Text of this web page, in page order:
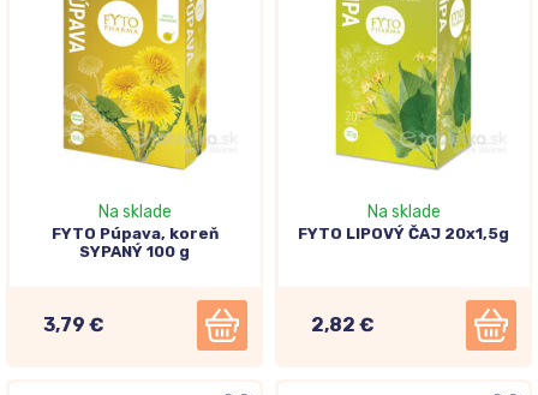
Na sklade
FYTO Púpava, koreň
SYPANÝ 100 g
3,79 €
Na sklade
FYTO LIPOVÝ ČAJ 20x1,5g
2,82 €